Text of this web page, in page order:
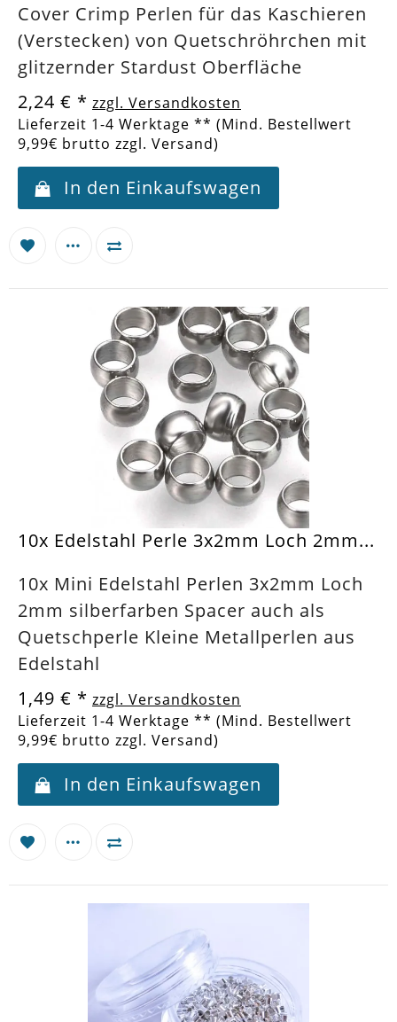
Cover Crimp Perlen für das Kaschieren
(Verstecken) von Quetschröhrchen mit
glitzernder Stardust Oberfläche
2,24 € * zzgl. Versandkosten
Lieferzeit 1-4 Werktage ** (Mind. Bestellwert
9,99€ brutto zzgl. Versand)
In den Einkaufswagen
10x Edelstahl Perle 3x2mm Loch 2mm...
10x Mini Edelstahl Perlen 3x2mm Loch
2mm silberfarben Spacer auch als
Quetschperle Kleine Metallperlen aus
Edelstahl
1,49 € * zzgl. Versandkosten
Lieferzeit 1-4 Werktage ** (Mind. Bestellwert
9,99€ brutto zzgl. Versand)
In den Einkaufswagen